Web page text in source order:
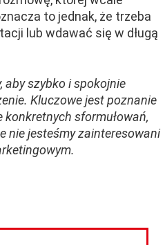
to jednak, że trzeba
lub wdawać się w długą
aby szybko i spokojnie
Kluczowe jest poznanie
sformułowań,
nie jesteśmy zainteresowani